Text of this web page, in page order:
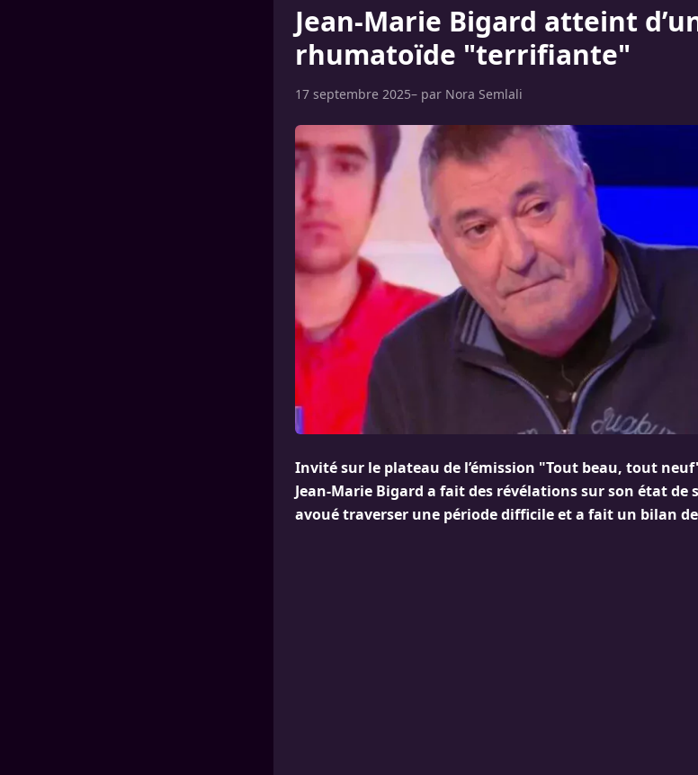
Jean-Marie Bigard atteint
rhumatoïde "terrifiante"
17 septembre 2025– par Nora Semlali
Invité sur le plateau de l’émission "Tout beau, tout
Jean-Marie Bigard a fait des révélations sur son état de
avoué traverser une période difficile et a fait un bilan